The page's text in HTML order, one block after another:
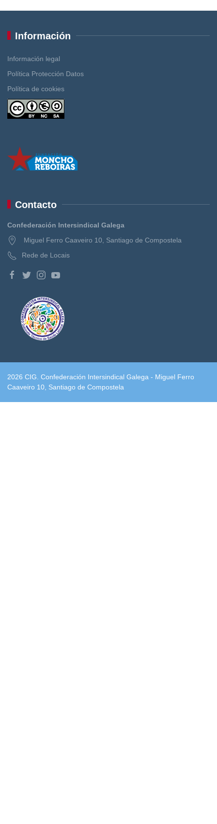
Información
Información legal
Política Protección Datos
Política de cookies
Contacto
Confederación Intersindical Galega
Miguel Ferro Caaveiro 10, Santiago de Compostela
Rede de Locais
2026 CIG. Confederación Intersindical Galega - Miguel Ferro
Caaveiro 10, Santiago de Compostela